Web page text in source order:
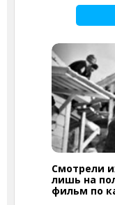
Смотрели
лишь на
фильм по